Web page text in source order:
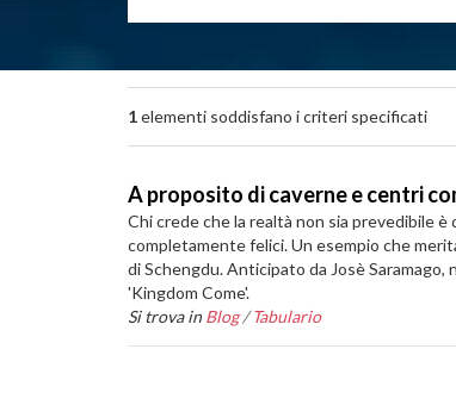
navigazione
1elementi soddisfano i criteri specificati
A proposito di caverne e centri
Chi crede che la realtà non sia prevedibile
completamente felici. Un esempio che
di Schengdu. Anticipato da Josè
'Kingdom Come'.
Si trova in Blog /Tabulario